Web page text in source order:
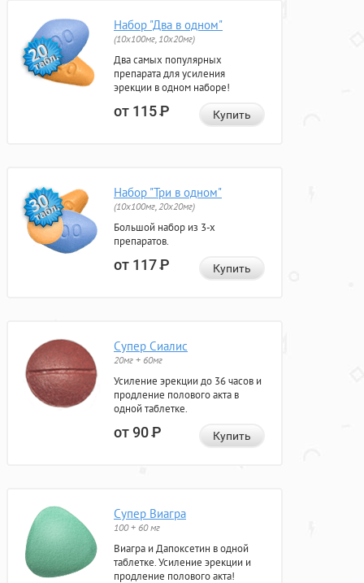
Набор "Два в одном"
(10x100мг, 10x20мг)
Два самых популярных
препарата для усиления
эрекции в одном наборе!
от 115Р Купить
Набор "Три в одном"
(10x100мг, 20x20мг)
Большой набор из 3-х
препаратов.
от 117Р Купить
Супер Сиалис
20мг + 60мг
Усиление эрекции до 36 часов и
продление полового акта в
одной таблетке.
от 90Р Купить
Супер Виагра
100 + 60 мг
Виагра и Дапоксетин в одной
таблетке. Усиление эрекции и
продление полового акта!